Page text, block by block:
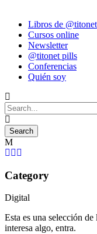
Libros de @titonet
Cursos online
Newsletter
@titonet pills
Conferencias
Quién soy
Category
Digital
Esta es una selección
interesa algo, entra.